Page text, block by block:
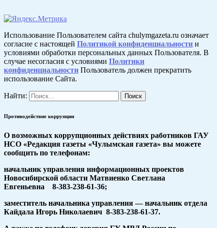
Использование Пользователем сайта chulymgazeta.ru означает
согласие с настоящей Политикой конфиденциальности и
условиями обработки персональных данных Пользователя. В
случае несогласия с условиями Политики
конфиденциальности Пользователь должен прекратить
использование Сайта.
Найти:
Противодействие коррупции
О возможных коррупционных действиях работников ГАУ
НСО «Редакция газеты «Чулымская газета» вы можете
сообщить по телефонам:
начальник управления информационных проектов
Новосибирской области Матвиенко Светлана
Евгеньевна 8-383-238-61-36;
заместитель начальника управления — начальник отдела
Кайдала Игорь Николаевич 8-383-238-61-37.